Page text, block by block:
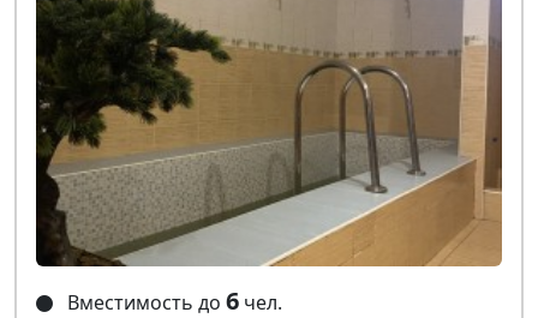
Вместимость до 6 чел.